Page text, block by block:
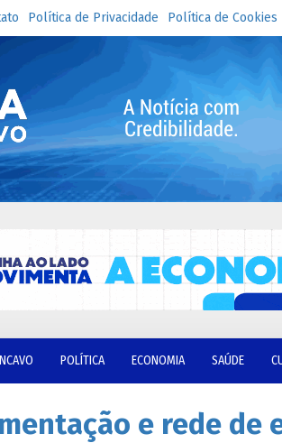
Política de Privacidade Política de Cookies
POLÍTICA ECONOMIA SAÚDE
e rede de